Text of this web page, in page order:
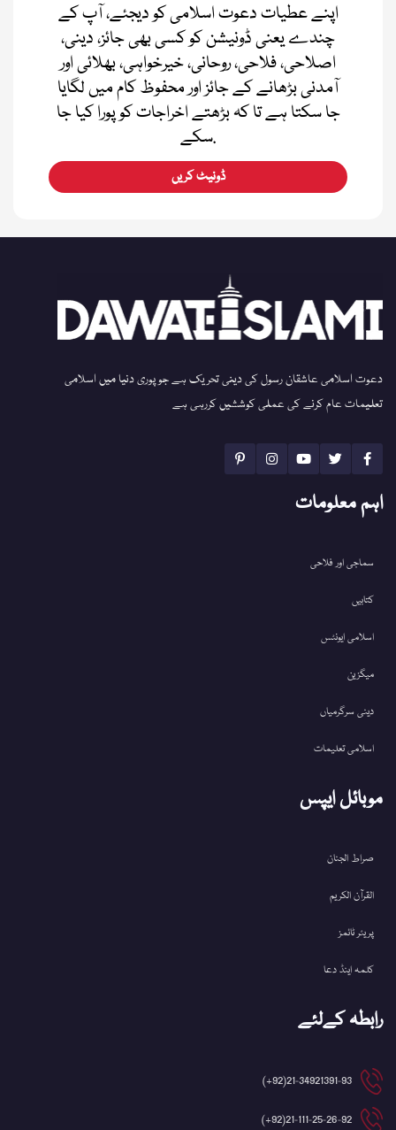
اپنے عطیات دعوت اسلامی کو دیجئے، آپ کے
چندے یعنی ڈونیشن کو کسی بھی جائز، دینی،
اصلاحی، فلاحی، روحانی، خیرخواہی، بھلائی اور
آمدنی بڑھانے کے جائز اور محفوظ کام میں لگایا
جا سکتا ہے تا کہ بڑھتے اخراجات کو پورا کیا جا
سکے.
ڈونیٹ کریں
دعوت اسلامی عاشقان رسول کی دینی تحریک ہے جو پوری دنیا میں اسلامی
تعلیمات عام کرنے کی عملی کوششیں کررہی ہے
اہم معلومات
سماجی اور فلاحی
کتابیں
اسلامی ایونٹس
میگزین
دینی سرگرمیاں
اسلامی تعلیمات
موبائل ایپس
صراط الجنان
القرآن الکریم
پریئر ٹائمز
کلمہ اینڈ دعا
رابطہ کےلئے
21-34921391-93(92+)
21-111-25-26-92(92+)